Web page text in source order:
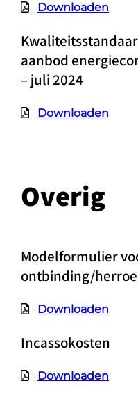
Downloaden
aanbod
– juli 2024
Downloaden
Overig
Modelformulier
ontbinding/
Downloaden
Incassokosten
Downloaden